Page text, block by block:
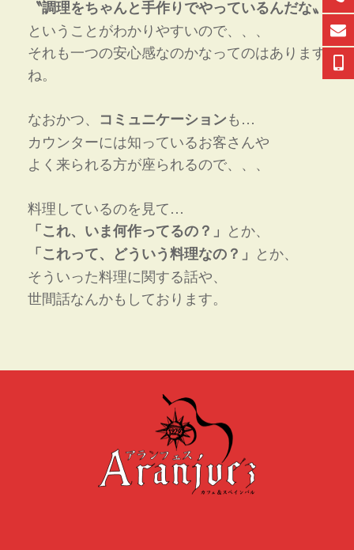
〝調理をちゃんと手作りでやっているんだな〟
ということがわかりやすいので、、、
それも一つの安心感なのかなってのはあります
ね。
なおかつ、 コミュニケーションも…
カウンターには知っているお客さんや
よく来られる方が座られるので、、、
料理しているのを見て…
「これ、いま何作ってるの？」 とか、
「これって、どういう料理なの？」 とか、
そういった料理に関する話や、
世間話なんかもしております。